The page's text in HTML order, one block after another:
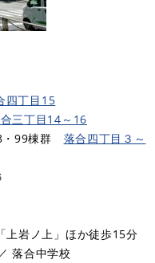
四丁目15
三丁目14～16
棟群 落合四丁目３～
上岩ノ上」ほか徒歩15分​
落合中学校